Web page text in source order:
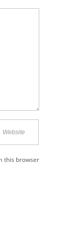
this browser